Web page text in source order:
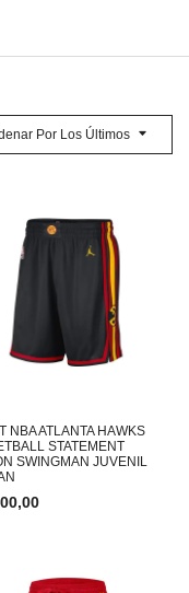
Por Los Últimos
NBA ATLANTA HAWKS
STATEMENT
SWINGMAN JUVENIL